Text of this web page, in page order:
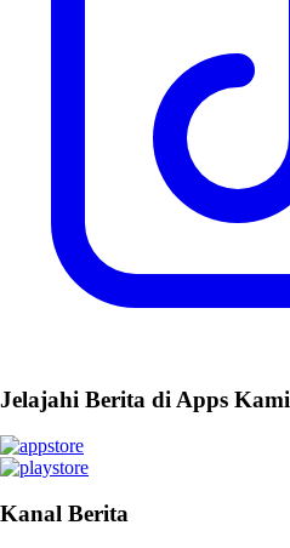
Jelajahi Berita di Apps Kami
Kanal Berita